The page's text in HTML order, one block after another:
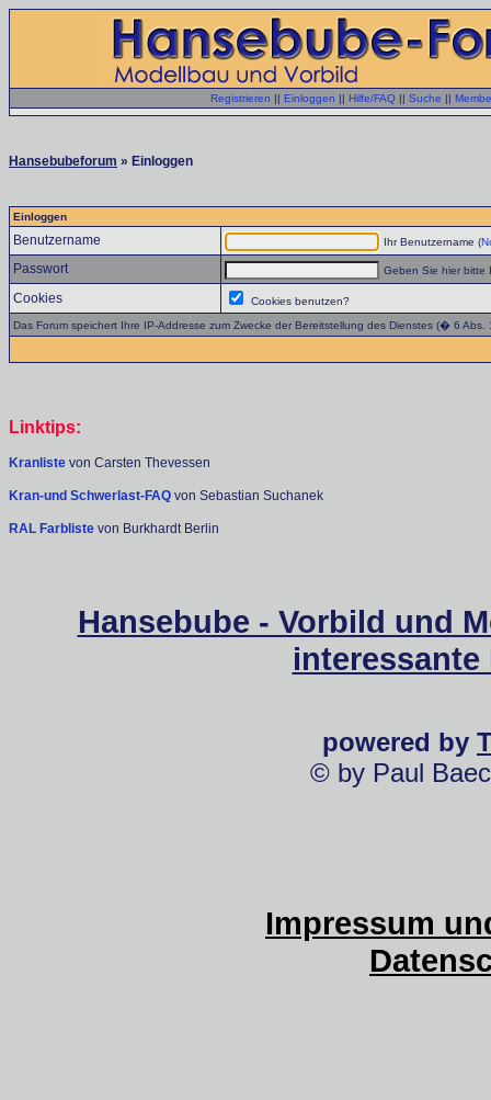
Registrieren || Einloggen || Hilfe/FAQ || Suche ||
Hansebubeforum » Einloggen
Einloggen
Benutzername Ihr Benutzername (
Passwort Geben Sie hier bitte
Cookies
Cookies benutzen?
Das Forum speichert Ihre IP-Addresse zum Zwecke der Bereitstellung des Dienstes (� 6
Linktips:
Kranliste von Carsten Thevessen
Kran-und Schwerlast-FAQ von Sebastian Suchanek
RAL Farbliste von Burkhardt Berlin
Hansebube - Vorbild und
powered by
© by Paul
Impressum